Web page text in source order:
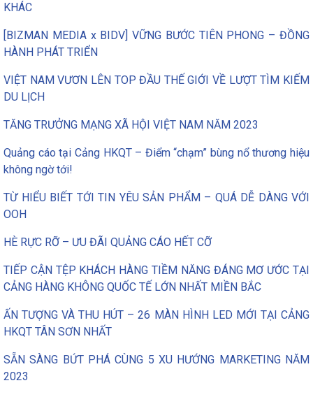
KHÁC
[BIZMAN MEDIA x BIDV] VỮNG BƯỚC TIÊN PHONG – ĐỒNG
HÀNH PHÁT TRIỂN
VIỆT NAM VƯƠN LÊN TOP ĐẦU THẾ GIỚI VỀ LƯỢT TÌM KIẾM
DU LỊCH
TĂNG TRƯỞNG MẠNG XÃ HỘI VIỆT NAM NĂM 2023
Quảng cáo tại Cảng HKQT – Điểm “chạm” bùng nổ thương hiệu
không ngờ tới!
TỪ HIỂU BIẾT TỚI TIN YÊU SẢN PHẨM – QUÁ DỄ DÀNG VỚI
OOH
HÈ RỰC RỠ – ƯU ĐÃI QUẢNG CÁO HẾT CỠ
TIẾP CẬN TỆP KHÁCH HÀNG TIỀM NĂNG ĐÁNG MƠ ƯỚC TẠI
CẢNG HÀNG KHÔNG QUỐC TẾ LỚN NHẤT MIỀN BẮC
ẤN TƯỢNG VÀ THU HÚT – 26 MÀN HÌNH LED MỚI TẠI CẢNG
HKQT TÂN SƠN NHẤT
SẴN SÀNG BỨT PHÁ CÙNG 5 XU HƯỚNG MARKETING NĂM
2023